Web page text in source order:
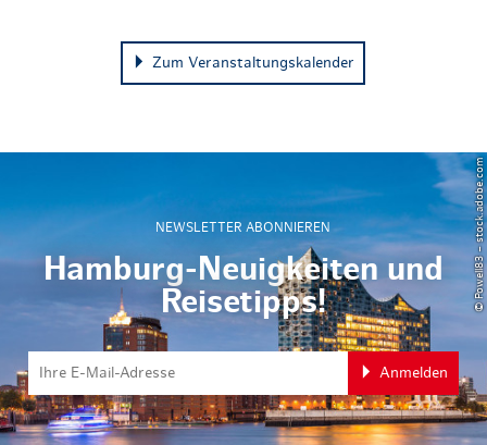
Zum Veranstaltungskalender
NEWSLETTER ABONNIEREN
Hamburg-Neuigkeiten und
Reisetipps!
Anmelden
© Powell83 – stock.adobe.com